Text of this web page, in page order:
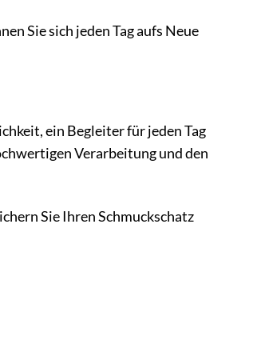
Sie sich jeden Tag aufs Neue
ein Begleiter für jeden Tag
Verarbeitung und den
Sie Ihren Schmuckschatz